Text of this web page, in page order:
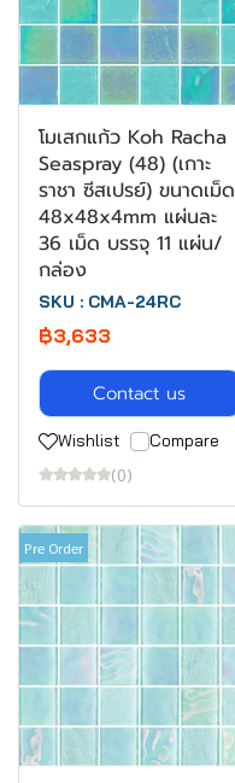
โมเสกแก้ว Koh Racha
Seaspray (48) (เกาะ
ราชา ซีสเปรย์) ขนาดเม็ด
48x48x4mm แผ่นละ
36 เม็ด บรรจุ 11 แผ่น/
กล่อง
SKU : CMA-24RC
฿3,633
Contact us
Wishlist
Compare
(0)
Pre Order